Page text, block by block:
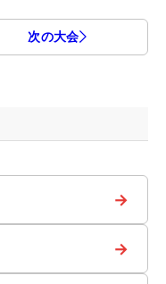
次の大会
→
→